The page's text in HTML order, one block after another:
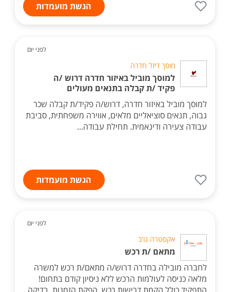
הגשת מועמדות
לפני יום
מוסך דיזל חדרה
למוסך מוביל באיזור חדרה דרוש /ה
פקיד /ת קבלה בתנאים מעולים
למוסך מוביל באיזור חדרה, דרוש/ה פקיד/ת קבלה שכר
גבוה, תנאים סוציאליים מלאים, אווירה משפחתית, סביבת
עבודה צעירה ודינאמית. תחילת עבודה...
הגשת מועמדות
לפני יום
אקסטרה גו'ב
מתאם /ת רכש
לחברה מובילה בחדרה דרוש/ה מתאם/ת רכש למשרה
מלאה כניסה לעולמות הרכש ללא ניסיון קודם בתחום!